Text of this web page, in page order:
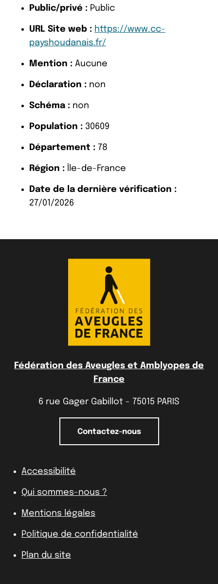
Public/privé : Public
URL Site web : https://www.cc-
payshoudanais.fr/
Mention : Aucune
Déclaration : non
Schéma : non
Population : 30609
Département : 78
Région : Île-de-France
Date de la dernière vérification :
27/01/2026
Fédération des Aveugles et Amblyopes de
France
6 rue Gager Gabillot - 75015 PARIS
Contactez-nous
Accessibilité
Qui sommes-nous ?
Mentions légales
Politique de confidentialité
Plan du site